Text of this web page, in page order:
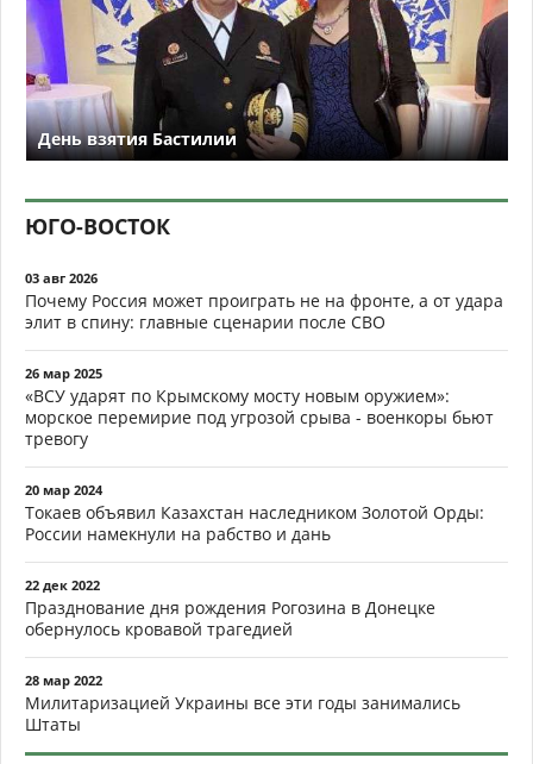
День взятия Бастилии
ЮГО-ВОСТОК
03 авг 2026
Почему Россия может проиграть не на фронте, а от удара
элит в спину: главные сценарии после СВО
26 мар 2025
«ВСУ ударят по Крымскому мосту новым оружием»:
морское перемирие под угрозой срыва - военкоры бьют
тревогу
20 мар 2024
Токаев объявил Казахстан наследником Золотой Орды:
России намекнули на рабство и дань
22 дек 2022
Празднование дня рождения Рогозина в Донецке
обернулось кровавой трагедией
28 мар 2022
Милитаризацией Украины все эти годы занимались
Штаты